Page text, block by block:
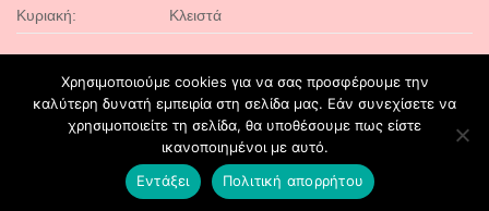
Κυριακή: Κλειστά
CONTACT
Copyright 2026 ©Fairytaleluxury
Χρησιμοποιούμε cookies για να σας προσφέρουμε την
καλύτερη δυνατή εμπειρία στη σελίδα μας. Εάν συνεχίσετε να
χρησιμοποιείτε τη σελίδα, θα υποθέσουμε πως είστε
ικανοποιημένοι με αυτό.
Εντάξει
Πολιτική απορρήτου